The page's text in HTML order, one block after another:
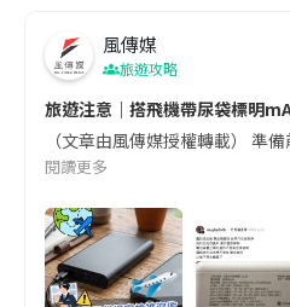
風傳媒
旅遊攻略
旅遊注意｜搭飛機帶尿袋標明
（文章由風傳媒授權轉載）
閱讀更多